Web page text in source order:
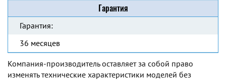
Гарантия
Гарантия:
36 месяцев
Компания-производитель оставляет за собой право
изменять технические характеристики моделей без